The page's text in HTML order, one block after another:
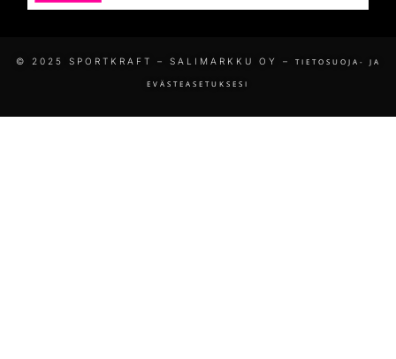
© 2025 SPORTKRAFT – SALIMARKKU OY – TIETOSUOJA- JA
EVÄSTEASETUKSESI